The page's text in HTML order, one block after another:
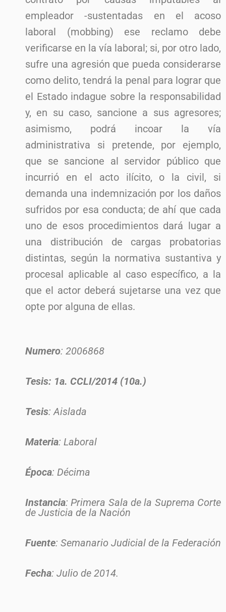
empleador -sustentadas en el acoso
laboral (mobbing) ese reclamo debe
verificarse en la vía laboral; si, por otro lado,
sufre una agresión que pueda considerarse
como delito, tendrá la penal para lograr que
el Estado indague sobre la responsabilidad
y, en su caso, sancione a sus agresores;
asimismo, podrá incoar la vía
administrativa si pretende, por ejemplo,
que se sancione al servidor público que
incurrió en el acto ilícito, o la civil, si
demanda una indemnización por los daños
sufridos por esa conducta; de ahí que cada
uno de esos procedimientos dará lugar a
una distribución de cargas probatorias
distintas, según la normativa sustantiva y
procesal aplicable al caso específico, a la
que el actor deberá sujetarse una vez que
opte por alguna de ellas.
Numero: 2006868
Tesis: 1a. CCLI/2014 (10a.)
Tesis: Aislada
Materia: Laboral
Época: Décima
Instancia: Primera Sala de la Suprema Corte
de Justicia de la Nación
Fuente: Semanario Judicial de la Federación
Fecha: Julio de 2014.